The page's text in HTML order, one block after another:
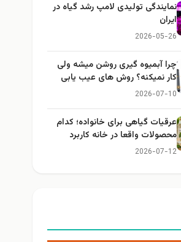
نمایندگی تولیدی لامپ رشد گیاه در
ایران
2026-05-26
چرا آبمیوه گیری روشن میشه ولی
کار نمیکنه؟ روش های عیب یابی
2026-07-10
عرقیات گیاهی برای خانواده؛ کدام
محصولات واقعا در خانه کاربرد
دارند؟
2026-07-12